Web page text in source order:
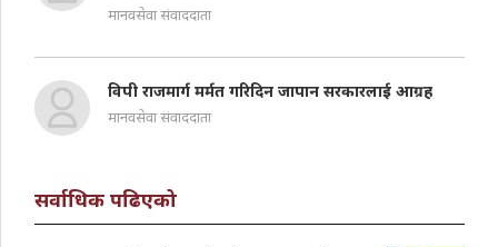
मानवसेवा संवाददाता
विपी राजमार्ग मर्मत गरिदिन जापान सरकारलाई आग्रह
मानवसेवा संवाददाता
सर्वाधिक पढिएको